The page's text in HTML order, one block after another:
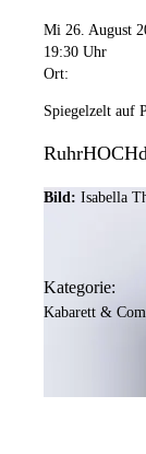
Mi 26. August
19:30 Uhr
Ort:
Spiegelzelt auf
Bild: Isabella
Kategorie:
Kabarett &